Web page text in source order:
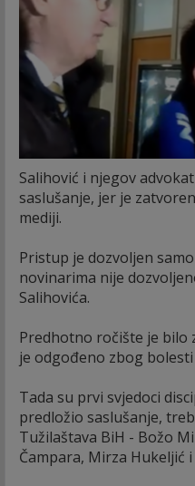
Salihović i njegov
saslušanje, jer je
mediji.
Pristup je dozvoljen
novinarima nije
Salihovića.
Predhotno ročište je bilo
je odgođeno zbog bolesti
Tada su prvi svjedoci
predložio saslušanje,
Tužilaštava BiH - Božo
Čampara, Mirza Hukeljić